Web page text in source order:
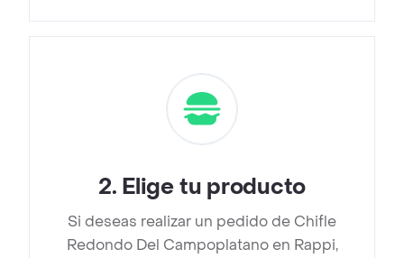
2. Elige tu producto
Si deseas realizar un pedido de Chifle
Redondo Del Campoplatano en Rappi,